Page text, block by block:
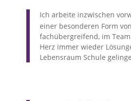
Ich arbeite inzwischen
einer besonderen Form
fachübergreifend, im
Herz immer wieder
Lebensraum Schule